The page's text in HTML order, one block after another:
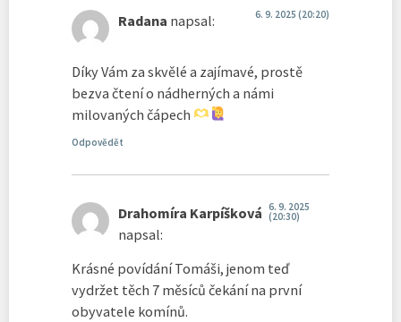
Radana napsal: 6. 9. 2025 (20:20)
Díky Vám za skvělé a zajímavé, prostě
bezva čtení o nádherných a námi
milovaných čápech
Odpovědět
Drahomíra Karpíšková
napsal:
6. 9. 2025
(20:30)
Krásné povídání Tomáši, jenom teď
vydržet těch 7 měsíců čekání na první
obyvatele komínů.